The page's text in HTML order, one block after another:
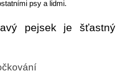
psy a lidmi.
pejsek je šťastný